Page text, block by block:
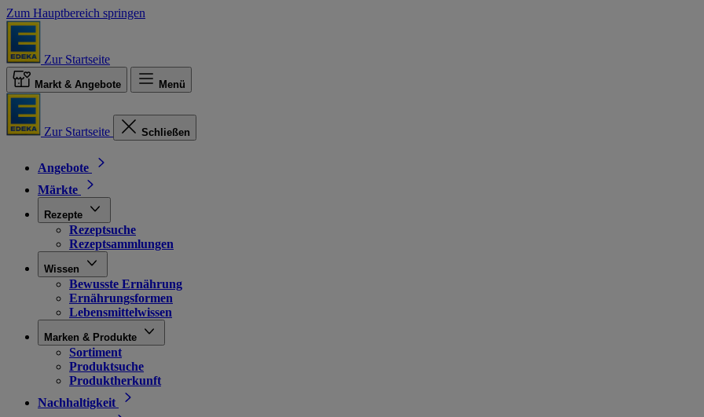
Zum Hauptbereich springen
Zur Startseite
Markt & Angebote Menü
Zur Startseite Schließen
Angebote
Märkte
Rezepte
Rezeptsuche
Rezeptsammlungen
Wissen
Bewusste Ernährung
Ernährungsformen
Lebensmittelwissen
Marken & Produkte
Sortiment
Produktsuche
Produktherkunft
Nachhaltigkeit